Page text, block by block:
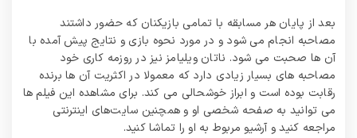
بعد از پایان هر مسابقه با تمامی بازیکنان که حضور داشتند
مصاحبه انجام می شود و در مورد نحوه بازی و نتایج پیش آمده با
آن ها صحبت می شود. ناتان ویلیامز نیز در روزمه کاری خود
مصاحبه های بسیار زیادی دارد که معمولا در اکثریت آن ها برنده
رقابت بوده است و ابراز خوشحالی می کند. برای مشاهده این فیلم ها
می توانید به صفحه شخصی او و همچنین سایت‌های اینترنتی
مراجعه کنید و آرشیو مربوط به او را تماشا کنید.